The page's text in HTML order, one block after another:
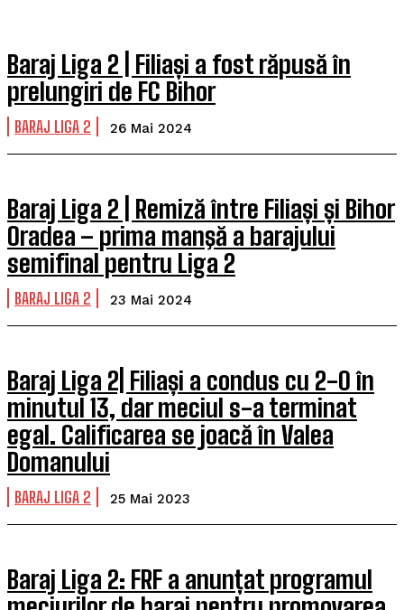
Baraj Liga 2 | Filiași a fost răpusă în
prelungiri de FC Bihor
BARAJ LIGA 2 26 Mai 2024
Baraj Liga 2 | Remiză între Filiași și Bihor
Oradea – prima manşă a barajului
semifinal pentru Liga 2
BARAJ LIGA 2 23 Mai 2024
Baraj Liga 2| Filiași a condus cu 2-0 în
minutul 13, dar meciul s-a terminat
egal. Calificarea se joacă în Valea
Domanului
BARAJ LIGA 2 25 Mai 2023
Baraj Liga 2: FRF a anunțat programul